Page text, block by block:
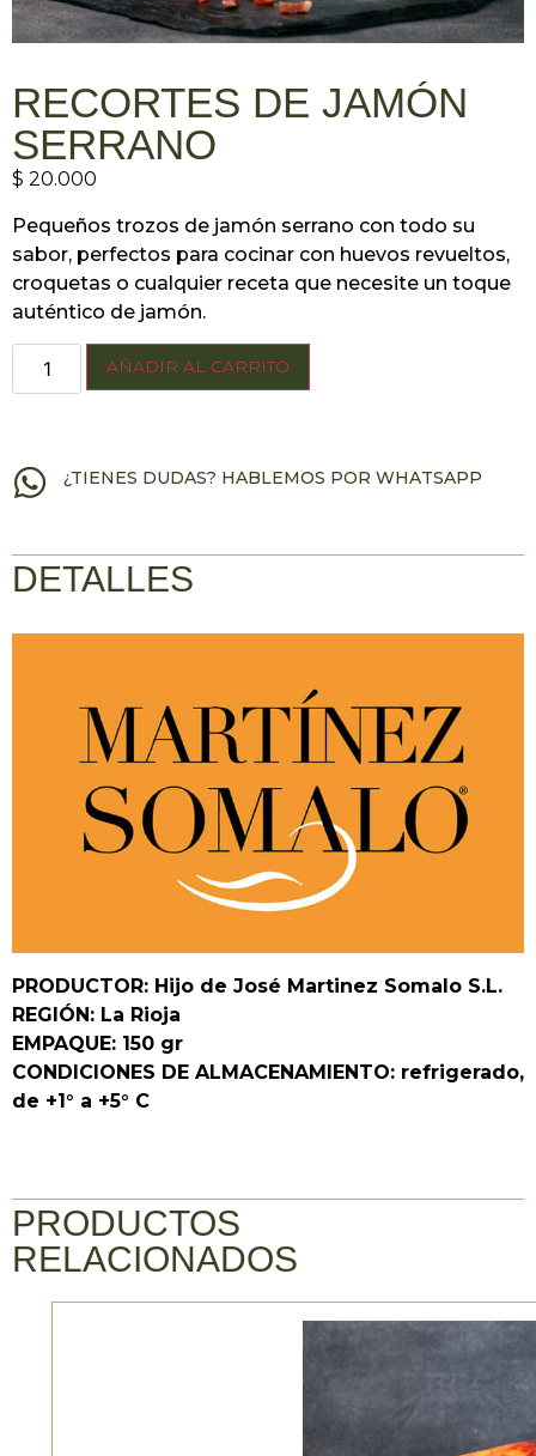
RECORTES DE JAMÓN
SERRANO
$ 20.000
Pequeños trozos de jamón serrano con todo su
sabor, perfectos para cocinar con huevos revueltos,
croquetas o cualquier receta que necesite un toque
auténtico de jamón.
AÑADIR AL CARRITO
¿TIENES DUDAS? HABLEMOS POR WHATSAPP
DETALLES
PRODUCTOR: Hijo de José Martinez Somalo S.L.
REGIÓN: La Rioja
EMPAQUE: 150 gr
CONDICIONES DE ALMACENAMIENTO: refrigerado,
de +1° a +5° C
PRODUCTOS
RELACIONADOS